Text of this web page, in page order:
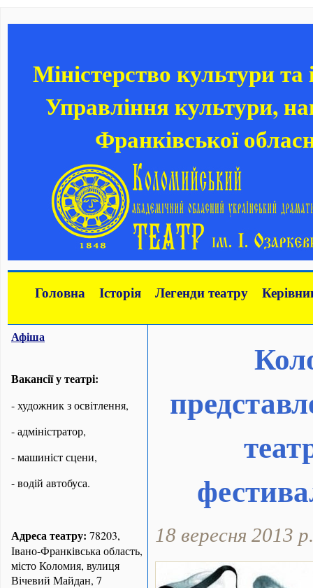
Міністерство культури
Управління культури,
Франківської
Головна Історія Легенди театру
Афіша
Вакансії у театрі:
- художник з освітлення,
- адміністратор,
- машиніст сцени,
- водій автобуса.
Адреса театру: 78203,
Івано-Франківська область,
місто Коломия, вулиця
Вічевий Майдан, 7
18 вересня 2013 р.